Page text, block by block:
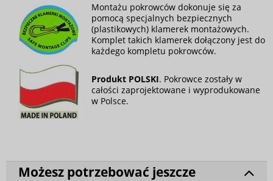
Montażu pokrowców dokonuje się za
pomocą specjalnych bezpiecznych
(plastikowych) klamerek montażowych.
Komplet takich klamerek dołączony jest do
każdego kompletu pokrowców.
Produkt POLSKI. Pokrowce zostały w
całości zaprojektowane i wyprodukowane
w Polsce.
Możesz potrzebować jeszcze